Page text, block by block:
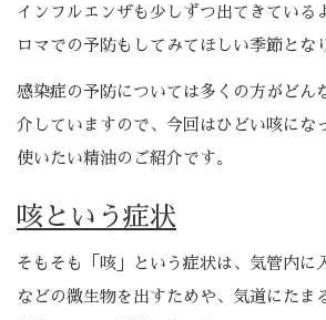
インフルエンザも少しずつ出てきている
ロマでの予防もしてみてほしい季節とな
感染症の予防については多くの方がどん
介していますので、今回はひどい咳にな
使いたい精油のご紹介です。
咳という症状
そもそも「咳」という症状は、気管内に
などの微生物を出すためや、気道にたま